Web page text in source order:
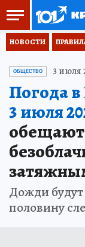
НОВОСТИ
ОБЩЕСТВО 3 июля
Погода
3 июля
обещают
Дожди
половину